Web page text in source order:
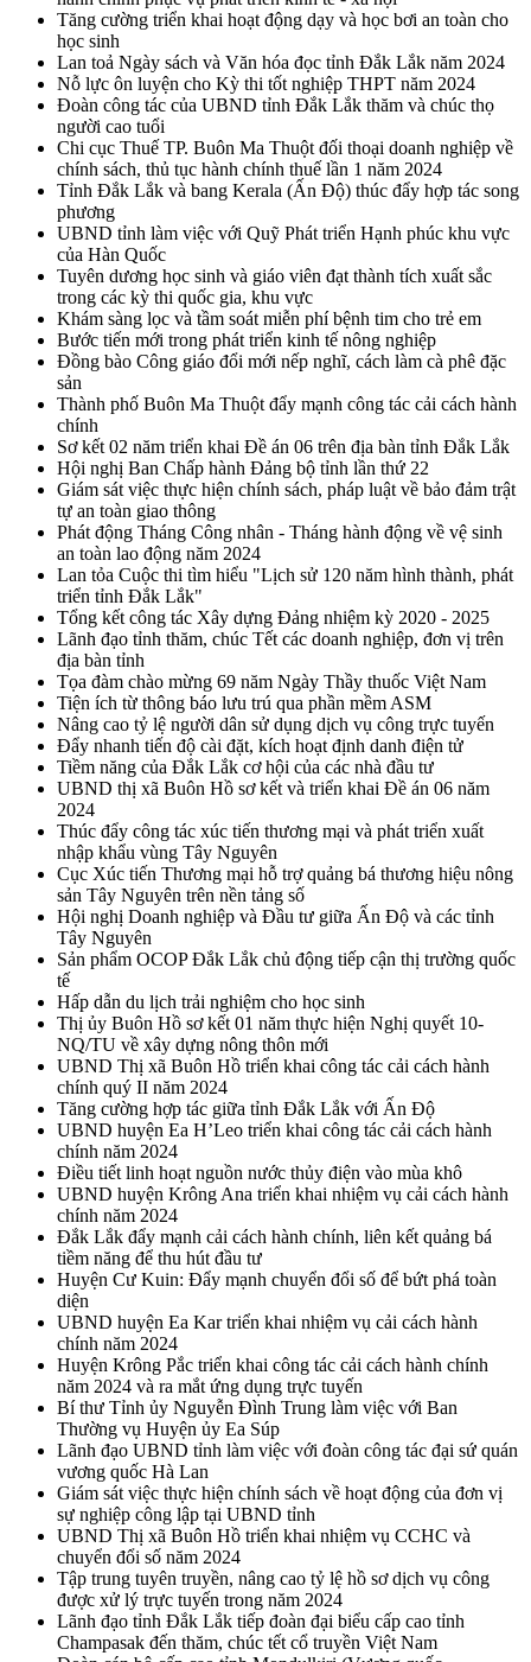
Tăng cường triển khai hoạt động dạy và học bơi an toàn cho
học sinh
Lan toả Ngày sách và Văn hóa đọc tỉnh Đắk Lắk năm 2024
Nỗ lực ôn luyện cho Kỳ thi tốt nghiệp THPT năm 2024
Đoàn công tác của UBND tỉnh Đắk Lắk thăm và chúc thọ
người cao tuổi
Chi cục Thuế TP. Buôn Ma Thuột đối thoại doanh nghiệp về
chính sách, thủ tục hành chính thuế lần 1 năm 2024
Tỉnh Đắk Lắk và bang Kerala (Ấn Độ) thúc đẩy hợp tác song
phương
UBND tỉnh làm việc với Quỹ Phát triển Hạnh phúc khu vực
của Hàn Quốc
Tuyên dương học sinh và giáo viên đạt thành tích xuất sắc
trong các kỳ thi quốc gia, khu vực
Khám sàng lọc và tầm soát miễn phí bệnh tim cho trẻ em
Bước tiến mới trong phát triển kinh tế nông nghiệp
Đồng bào Công giáo đổi mới nếp nghĩ, cách làm cà phê đặc
sản
Thành phố Buôn Ma Thuột đẩy mạnh công tác cải cách hành
chính
Sơ kết 02 năm triển khai Đề án 06 trên địa bàn tỉnh Đắk Lắk
Hội nghị Ban Chấp hành Đảng bộ tỉnh lần thứ 22
Giám sát việc thực hiện chính sách, pháp luật về bảo đảm trật
tự an toàn giao thông
Phát động Tháng Công nhân - Tháng hành động về vệ sinh
an toàn lao động năm 2024
Lan tỏa Cuộc thi tìm hiểu "Lịch sử 120 năm hình thành, phát
triển tỉnh Đắk Lắk"
Tổng kết công tác Xây dựng Đảng nhiệm kỳ 2020 - 2025
Lãnh đạo tỉnh thăm, chúc Tết các doanh nghiệp, đơn vị trên
địa bàn tỉnh
Tọa đàm chào mừng 69 năm Ngày Thầy thuốc Việt Nam
Tiện ích từ thông báo lưu trú qua phần mềm ASM
Nâng cao tỷ lệ người dân sử dụng dịch vụ công trực tuyến
Đẩy nhanh tiến độ cài đặt, kích hoạt định danh điện tử
Tiềm năng của Đắk Lắk cơ hội của các nhà đầu tư
UBND thị xã Buôn Hồ sơ kết và triển khai Đề án 06 năm
2024
Thúc đẩy công tác xúc tiến thương mại và phát triển xuất
nhập khẩu vùng Tây Nguyên
Cục Xúc tiến Thương mại hỗ trợ quảng bá thương hiệu nông
sản Tây Nguyên trên nền tảng số
Hội nghị Doanh nghiệp và Đầu tư giữa Ấn Độ và các tỉnh
Tây Nguyên
Sản phẩm OCOP Đắk Lắk chủ động tiếp cận thị trường quốc
tế
Hấp dẫn du lịch trải nghiệm cho học sinh
Thị ủy Buôn Hồ sơ kết 01 năm thực hiện Nghị quyết 10-
NQ/TU về xây dựng nông thôn mới
UBND Thị xã Buôn Hồ triển khai công tác cải cách hành
chính quý II năm 2024
Tăng cường hợp tác giữa tỉnh Đắk Lắk với Ấn Độ
UBND huyện Ea H’Leo triển khai công tác cải cách hành
chính năm 2024
Điều tiết linh hoạt nguồn nước thủy điện vào mùa khô
UBND huyện Krông Ana triển khai nhiệm vụ cải cách hành
chính năm 2024
Đắk Lắk đẩy mạnh cải cách hành chính, liên kết quảng bá
tiềm năng để thu hút đầu tư
Huyện Cư Kuin: Đẩy mạnh chuyển đổi số để bứt phá toàn
diện
UBND huyện Ea Kar triển khai nhiệm vụ cải cách hành
chính năm 2024
Huyện Krông Pắc triển khai công tác cải cách hành chính
năm 2024 và ra mắt ứng dụng trực tuyến
Bí thư Tỉnh ủy Nguyễn Đình Trung làm việc với Ban
Thường vụ Huyện ủy Ea Súp
Lãnh đạo UBND tỉnh làm việc với đoàn công tác đại sứ quán
vương quốc Hà Lan
Giám sát việc thực hiện chính sách về hoạt động của đơn vị
sự nghiệp công lập tại UBND tỉnh
UBND Thị xã Buôn Hồ triển khai nhiệm vụ CCHC và
chuyển đổi số năm 2024
Tập trung tuyên truyền, nâng cao tỷ lệ hồ sơ dịch vụ công
được xử lý trực tuyến trong năm 2024
Lãnh đạo tỉnh Đắk Lắk tiếp đoàn đại biểu cấp cao tỉnh
Champasak đến thăm, chúc tết cổ truyền Việt Nam